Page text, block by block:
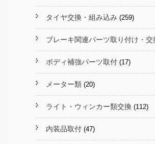
タイヤ交換・組み込み (259)
ブレーキ関連パーツ取り付け・交
ボディ補強パーツ取付 (17)
メーター類 (20)
ライト・ウィンカー類交換 (112)
内装品取付 (47)